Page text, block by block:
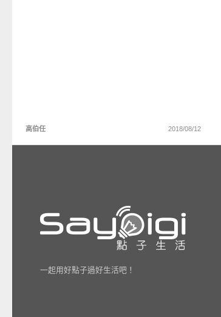
高伯任 2018/08/12
一起用好點子過好生活吧！